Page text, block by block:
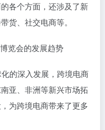
各个方面，还涉及了新
货、社交电商等。
览会的发展趋势
的深入发展，跨境电商
亚、非洲等新兴市场拓
为跨境电商带来了更多